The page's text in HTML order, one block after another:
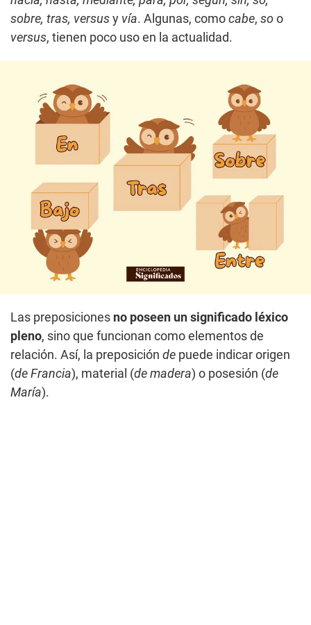
sobre, tras, versus y vía. Algunas, como cabe, so o
versus, tienen poco uso en la actualidad.
Las preposiciones no poseen un significado léxico
pleno, sino que funcionan como elementos de
relación. Así, la preposición de puede indicar origen
(de Francia), material (de madera) o posesión (de
María).